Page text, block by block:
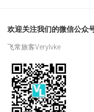
欢迎关注我们的微信公众
飞常旅客Verylvke